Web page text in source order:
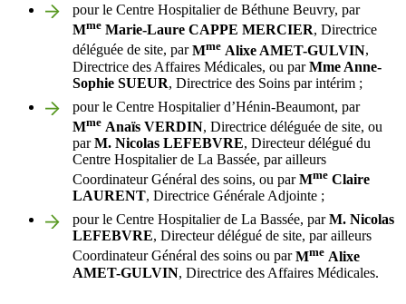
pour le Centre Hospitalier de Béthune Beuvry, par
Mme Marie-Laure CAPPE MERCIER, Directrice
déléguée de site, parMme Alixe AMET-GULVIN,
Directrice des Affaires Médicales, ou parMme Anne-
Sophie SUEUR, Directrice des Soins par intérim ;
pour le Centre Hospitalier d’Hénin-Beaumont, par
Mme Anaïs VERDIN, Directrice déléguée de site, ou
parM. Nicolas LEFEBVRE, Directeur délégué du
Centre Hospitalier de La Bassée, par ailleurs
Coordinateur Général des soins, ou parMme Claire
LAURENT, Directrice Générale Adjointe ;
pour le Centre Hospitalier de La Bassée, parM. Nicolas
LEFEBVRE, Directeur délégué de site, par ailleurs
Coordinateur Général des soins ou parMme Alixe
AMET-GULVIN, Directrice des Affaires Médicales.